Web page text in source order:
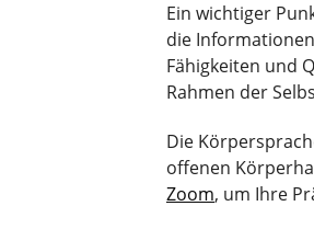
Ein wichtiger
die
Fähigkeiten und
Rahmen der
Die
offenen
Zoom, um Ihre